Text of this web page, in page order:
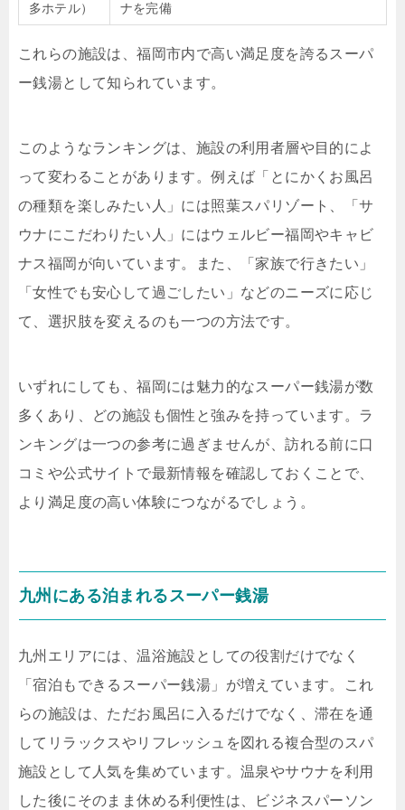
多ホテル）
ナを完備
これらの施設は、福岡市内で高い満足度を誇るスーパ
ー銭湯として知られています。
このようなランキングは、施設の利用者層や目的によ
って変わることがあります。例えば「とにかくお風呂
の種類を楽しみたい人」には照葉スパリゾート、「サ
ウナにこだわりたい人」にはウェルビー福岡やキャビ
ナス福岡が向いています。また、「家族で行きたい」
「女性でも安心して過ごしたい」などのニーズに応じ
て、選択肢を変えるのも一つの方法です。
いずれにしても、福岡には魅力的なスーパー銭湯が数
多くあり、どの施設も個性と強みを持っています。ラ
ンキングは一つの参考に過ぎませんが、訪れる前に口
コミや公式サイトで最新情報を確認しておくことで、
より満足度の高い体験につながるでしょう。
九州にある泊まれるスーパー銭湯
九州エリアには、温浴施設としての役割だけでなく
「宿泊もできるスーパー銭湯」が増えています。これ
らの施設は、ただお風呂に入るだけでなく、滞在を通
してリラックスやリフレッシュを図れる複合型のスパ
施設として人気を集めています。温泉やサウナを利用
した後にそのまま休める利便性は、ビジネスパーソン